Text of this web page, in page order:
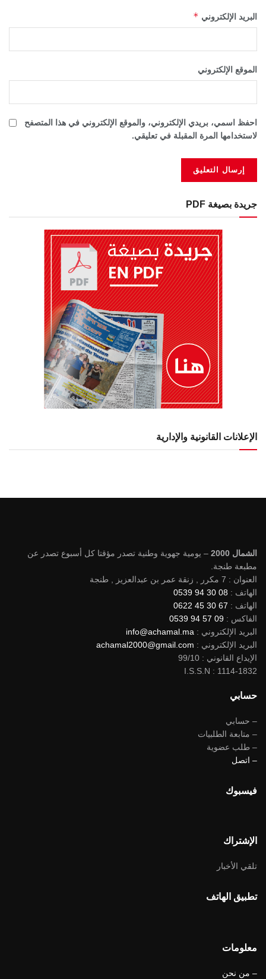
البريد الإلكتروني *
الموقع الإلكتروني
احفظ اسمي، بريدي الإلكتروني، والموقع الإلكتروني في هذا المتصفح
لاستخدامها المرة المقبلة في تعليقي.
جريدة بصيغة PDF
الإعلانات القانونية والإدارية
الشمال 2000
– يومية جهوية وطنية تصدر مؤقتا كل أسبوع تصدر عن
مطبعة طنجة.
العنوان : 7 مكرر , زنقة عمر بن عبدالعزيز , طنجة
الهاتف : 08 30 94 0539
الهاتف : 67 30 45 0622
الفاكس : 09 57 94 0539
البريد الإلكتروني : info@achamal.ma
البريد الإلكتروني : achamal2000@gmail.com
الإيداع القانوني : 99/10
I.S.S.N : 1114-1832
حسابي
– حسابي
– متابعة الطلبيات
– طلب عضوية
– اتصل
فيسبوك
الإشتراك
تلقي الأخبار
تطبيق الهاتف
معلومات
– من نحن